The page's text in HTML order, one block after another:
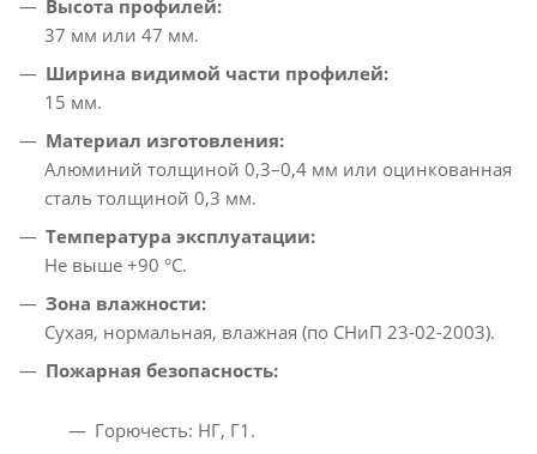
Высота профилей:
37 мм или 47 мм.
Ширина видимой части профилей:
15 мм.
Материал изготовления:
Алюминий толщиной 0,3–0,4 мм или оцинкованная
сталь толщиной 0,3 мм.
Температура эксплуатации:
Не выше +90 °C.
Зона влажности:
Сухая, нормальная, влажная (по СНиП 23-02-2003).
Пожарная безопасность:
Горючесть: НГ, Г1.